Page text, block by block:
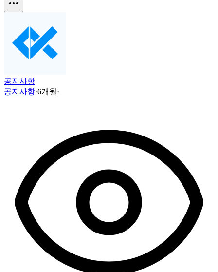
공지사항
공지사항·6개월·